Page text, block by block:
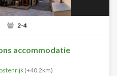
2-4
accommodatie
(+40.2km)